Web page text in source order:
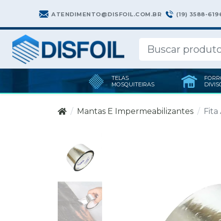
ATENDIMENTO@DISFOIL.COM.BR (19) 3588-
TELAS
MOSQUITEIRAS
Mantas E Impermeabilizantes Fita